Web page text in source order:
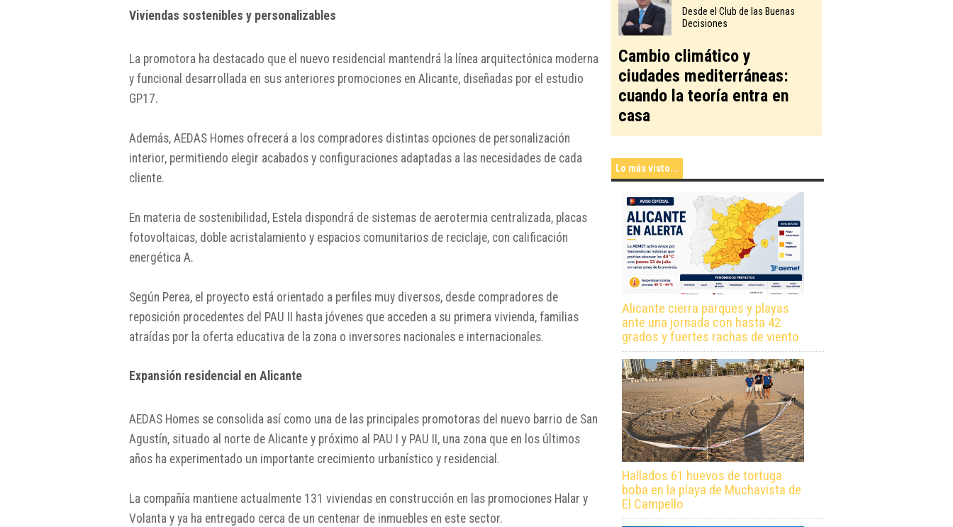
Viviendas sostenibles y personalizables
La promotora ha destacado que el nuevo residencial mantendrá la línea arquitectónica moderna
y funcional desarrollada en sus anteriores promociones en Alicante, diseñadas por el estudio
GP17.
Además, AEDAS Homes ofrecerá a los compradores distintas opciones de personalización
interior, permitiendo elegir acabados y configuraciones adaptadas a las necesidades de cada
cliente.
En materia de sostenibilidad, Estela dispondrá de sistemas de aerotermia centralizada, placas
fotovoltaicas, doble acristalamiento y espacios comunitarios de reciclaje, con calificación
energética A.
Según Perea, el proyecto está orientado a perfiles muy diversos, desde compradores de
reposición procedentes del PAU II hasta jóvenes que acceden a su primera vivienda, familias
atraídas por la oferta educativa de la zona o inversores nacionales e internacionales.
Expansión residencial en Alicante
AEDAS Homes se consolida así como una de las principales promotoras del nuevo barrio de San
Agustín, situado al norte de Alicante y próximo al PAU I y PAU II, una zona que en los últimos
años ha experimentado un importante crecimiento urbanístico y residencial.
La compañía mantiene actualmente 131 viviendas en construcción en las promociones Halar y
Volanta y ya ha entregado cerca de un centenar de inmuebles en este sector.
Desde el Club de las Buenas
Decisiones
Cambio climático y
ciudades mediterráneas:
cuando la teoría entra en
casa
Lo más visto...
Alicante cierra parques y playas
ante una jornada con hasta 42
grados y fuertes rachas de viento
Hallados 61 huevos de tortuga
boba en la playa de Muchavista de
El Campello